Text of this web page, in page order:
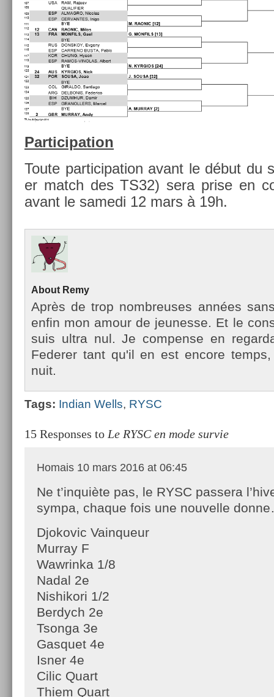
Par­ticipa­tion
Toute par­ticipa­tion avant le début du
er match des TS32) sera prise en
avant le samedi 12 mars à 19h.
About Remy
Après de trop nombreuses années
enfin mon amour de jeunes­se. Et le
suis ultra nul. Je com­pen­se en
Feder­er tant qu'il en est en­core
nuit.
Tags: In­dian Wells, RYSC
15 Responses to Le RYSC en mode survie
Homais 10 mars 2016 at 06:45
Ne t’inquiète pas, le RYSC passera
sympa, chaque fois une nouvelle
Djokovic Vainqueur
Murray F
Wawrinka 1/8
Nadal 2e
Nishikori 1/2
Berdych 2e
Tsonga 3e
Gasquet 4e
Isner 4e
Cilic Quart
Thiem Quart